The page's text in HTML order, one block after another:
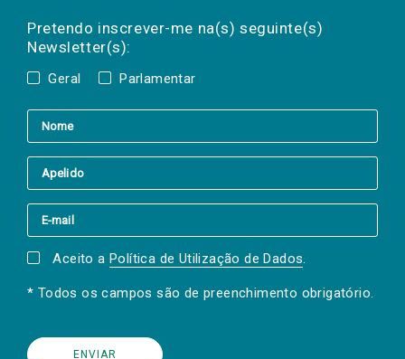
Pretendo inscrever-me na(s) seguinte(s)
Newsletter(s):
Geral Parlamentar
a(s) newsletter(s).
mail
Aceito a Política de Utilização de Dados.
* Todos os campos são de preenchimento obrigatório.